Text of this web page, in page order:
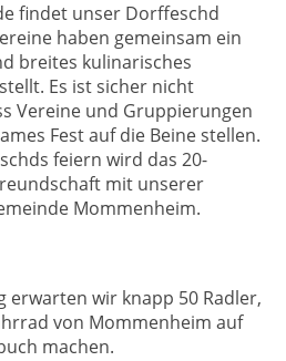
findet unser Dorffeschd
haben gemeinsam ein
breites kulinarisches
Es ist sicher nicht
Vereine und Gruppierungen
Fest auf die Beine stellen.
feiern wird das 20-
mit unserer
Mommenheim.
erwarten wir knapp 50 Radler,
von Mommenheim auf
machen.